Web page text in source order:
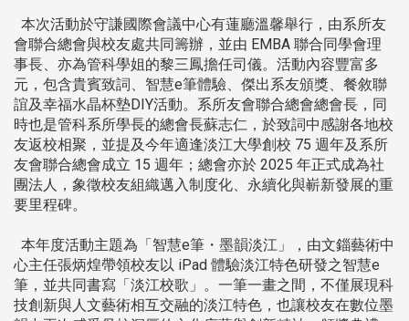
本次活動於守謙國際會議中心有蓮廳溫馨舉行，由系所友
會聯合總會與校友處共同籌辦，並由 EMBA 聯合同學會理
事長、亦為管科學姐的黎三鳳擔任司儀。活動內容豐富多
元，包含貴賓致詞、智慧e筆體驗、傑出系友頒獎、餐敘聯
誼及幸福水晶杯墊DIY活動。系所友會聯合總會總會長，同
時也是管科系所學長的總會長蘇志仁，於致詞中感謝各地校
友返校相聚，並提及今年適逢淡江大學創校 75 週年及系所
友會聯合總會成立 15 週年；總會亦於 2025 年正式成為社
團法人，象徵校友組織邁入制度化、永續化與嶄新發展的重
要里程碑。
本年度活動主題為「智慧e筆・墨韻淡江」，由文錙藝術中
心主任張炳煌帶領校友以 iPad 體驗淡江特色研發之智慧e
筆，並共同書寫「淡江校歌」。一筆一畫之間，不僅展現科
技創新與人文藝術相互交融的淡江特色，也讓校友在數位墨